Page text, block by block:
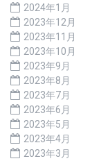
2024年1月
2023年12月
2023年11月
2023年10月
2023年9月
2023年8月
2023年7月
2023年6月
2023年5月
2023年4月
2023年3月